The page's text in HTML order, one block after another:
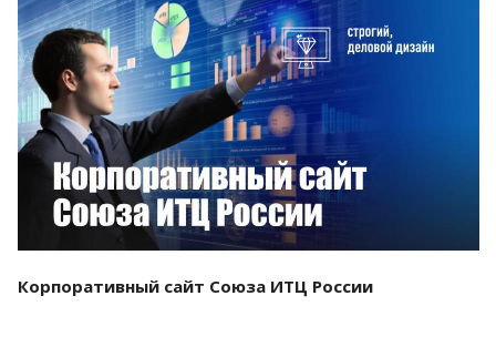
Смотреть проект
Корпоративный сайт Союза ИТЦ России